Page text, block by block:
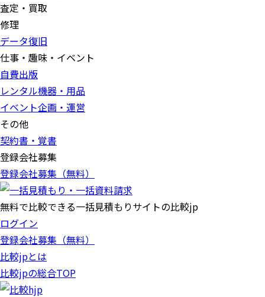
査定・買取
修理
データ復旧
仕事・趣味・イベント
自費出版
レンタル機器・用品
イベント企画・運営
その他
契約書・覚書
登録会社募集
登録会社募集（無料）
無料で比較できる一括見積もりサイトの比較jp
ログイン
登録会社募集（無料）
比較jpとは
比較jpの総合TOP